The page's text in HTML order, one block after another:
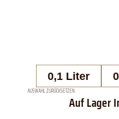
0,1 Liter
AUSWAHL ZURÜCKSETZEN